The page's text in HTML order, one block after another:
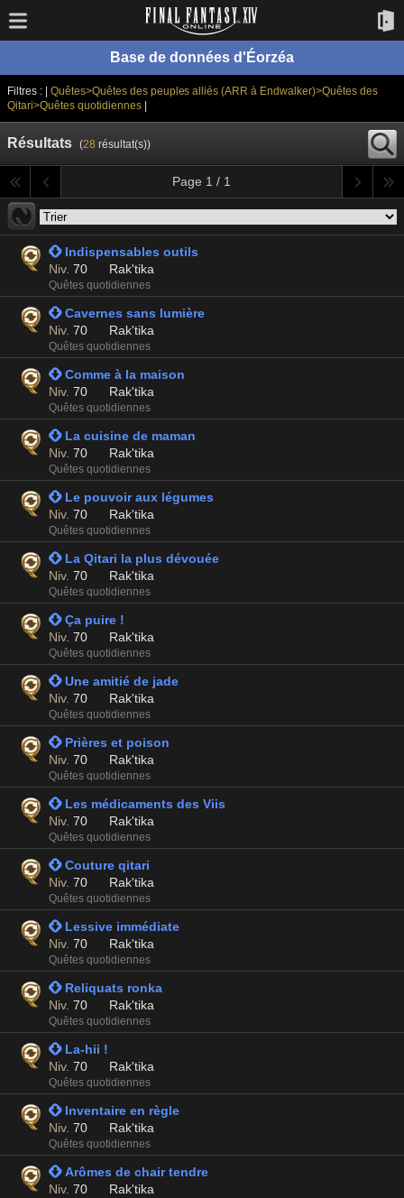
Base de données d'Éorzéa
Filtres : | Quêtes>Quêtes des peuples alliés (ARR à Endwalker)>Quêtes des
Qitari>Quêtes quotidiennes|
Résultats (28 résultat(s))
Page 1 / 1
 Indispensables outils
Niv. 70 Rak'tika
Quêtes quotidiennes
 Cavernes sans lumière
Niv. 70 Rak'tika
Quêtes quotidiennes
 Comme à la maison
Niv. 70 Rak'tika
Quêtes quotidiennes
 La cuisine de maman
Niv. 70 Rak'tika
Quêtes quotidiennes
 Le pouvoir aux légumes
Niv. 70 Rak'tika
Quêtes quotidiennes
 La Qitari la plus dévouée
Niv. 70 Rak'tika
Quêtes quotidiennes
 Ça puire !
Niv. 70 Rak'tika
Quêtes quotidiennes
 Une amitié de jade
Niv. 70 Rak'tika
Quêtes quotidiennes
 Prières et poison
Niv. 70 Rak'tika
Quêtes quotidiennes
 Les médicaments des Viis
Niv. 70 Rak'tika
Quêtes quotidiennes
 Couture qitari
Niv. 70 Rak'tika
Quêtes quotidiennes
 Lessive immédiate
Niv. 70 Rak'tika
Quêtes quotidiennes
 Reliquats ronka
Niv. 70 Rak'tika
Quêtes quotidiennes
 La-hii !
Niv. 70 Rak'tika
Quêtes quotidiennes
 Inventaire en règle
Niv. 70 Rak'tika
Quêtes quotidiennes
 Arômes de chair tendre
Niv. 70 Rak'tika